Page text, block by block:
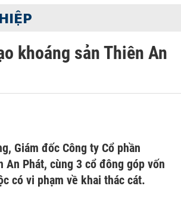
khoáng sản Thiên An
Giám đốc Công ty Cổ phần
An Phát, cùng 3 cổ đông góp vốn
có vi phạm về khai thác cát.